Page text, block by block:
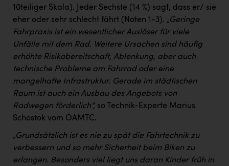
10teiliger Skala). Jeder Sechste (14 %) sagt, dass er/ sie
eher oder sehr schlecht fährt (Noten 1-3). „Geringe
Fahrpraxis ist ein wesentlicher Auslöser für viele
Unfälle mit dem Rad. Weitere Ursachen sind häufig
erhöhte Risikobereitschaft, Ablenkung, aber auch
technische Probleme am Fahrrad oder eine
mangelhafte Infrastruktur. Gerade im städtischen
Raum ist auch ein Ausbau des Angebots von
Radwegen förderlich“, so Technik-Experte Marius
Schostok vom ÖAMTC.
„Grundsätzlich ist es nie zu spät die Fahrtechnik zu
verbessern und so mehr Sicherheit beim Biken zu
erlangen. Besonders viel liegt uns daran Kinder früh in